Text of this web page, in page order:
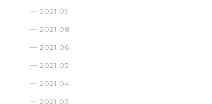
2021.09
2021.08
2021.06
2021.05
2021.04
2021.03